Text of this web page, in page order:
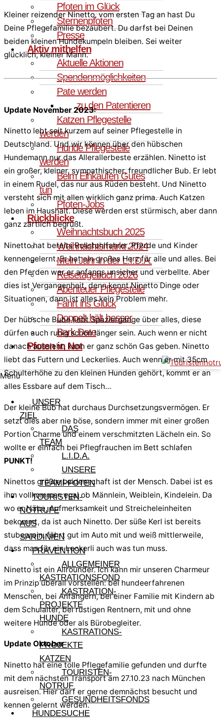
Pfoten im Glück
Sternenpfoten
Presse
Aktiv mithelfen
Aktuelle Aktionen
Spendenmöglichkeiten
Pate werden
zu den Patentieren
Katzen Pflegestelle
werden
Hunde Pflegestelle
werden
Beim Einkaufen Gutes
tun
Pfoten-Jobs
Rückblicke
Weihnachtsbuch 2025
Weihnachtsmarkt 2024
Mein Jahr in der L.I.D.A.
Reisetagebuch 2026
Abenteuer Pflegestelle
Fahrt ins Glück
Doppelt hält besser
Bark Date
Pfoten in Not
Menü
UNSER
ZIEL
DAS
TEAM
L.I.D.A.
UNSERE
TEAMPFOTEN
TOURISTEN-
NOTRUFE
AUS
SARDINIEN
PRÄVENTION
ALLGEMEINER
KASTRATIONSFOND
KASTRATION-
PROJEKTE
HUNDE
KASTRATIONS-
PROJEKTE
KATZEN
TOURISTEN-
NOTRUF
GESUNDHEITSFONDS
HUNDESUCHE
Kleiner reizender Ninetto, vom ersten Tag an hast Du
Deine Pflegefamilie bezaubert. Du darfst bei Deinen
beiden kleinen Hundekumpeln bleiben. Sei weiter
glücklich, kleiner Mann.
Update November 2023:
Ninetto lebt seit kurzem auf seiner Pflegestelle in
Deutschland. Und wir können über den hübschen
Hundemann nur das Allerallerbeste erzählen. Ninetto ist
ein großer, kleiner, sympathischer, freundlicher Bub. Er lebt
in einem Rudel, das nur aus Rüden besteht. Und Ninetto
versteht sich mit allen wirklich ganz prima. Auch Katzen
leben im Haushalt. Diese werden erst stürmisch, aber dann
ganz zärtlich begrüßt.
Ninetto hat bereits Rollstuhlfahrer, Pferde und Kinder
kennengelernt. Er hat ein großes Herz für alle und alles. Bei
den Pferden war er anfangs unsicher und verbellte. Aber
dies ist Vergangenheit, denn kennt Ninetto Dinge oder
Situationen, dann ist alles kein Problem mehr.
Der hübsche Bube liebt Spaziergänge über alles, diese
dürfen auch ruhig schon länger sein. Auch wenn er nicht
danach aussieht, kann er ganz schön Gas geben. Ninetto
liebt das Futtern und Leckerlies. Auch wenn er mit 35cm
Schulterhöhe zu den kleinen Hunden gehört, kommt er an
alles Essbare auf dem Tisch…
Der kleine Bub hat durchaus Durchsetzungsvermögen. Er
setzt dies aber nie böse, sondern immer mit einer großen
Portion Charme und einem verschmitzten Lächeln ein. So
wollte er einfach bei Pflegfrauchen im Bett schlafen
PUNKT!
Ninettos größte Leidenschaft ist der Mensch. Dabei ist es
ihm vollkommen egal ob Männlein, Weiblein, Kindelein. Da
wo er Nähe, Aufmerksamkeit und Streicheleinheiten
bekommt, da ist auch Ninetto. Der süße Kerl ist bereits
stubenrein, fährt gut im Auto mit und weiß mittlerweile,
dass man für ein Leckerli auch was tun muss.
Ninetto ist ein Allrounder. Ich kann mir unseren Charmeur
im Prinzip überall vorstellen: bei hundeerfahrenen
Menschen, bei Anfängern, bei einer Familie mit Kindern ab
dem Schulalter, bei rüstigen Rentnern, mit und ohne
weitere Hunde oder als Bürobegleiter.
Update Oktober
Ninetto hat eine tolle Pflegefamilie gefunden und durfte
mit dem nächsten Transport am 27.10.23 nach München
ausreisen. Hier darf er gerne demnächst besucht und
kennen gelernt werden.